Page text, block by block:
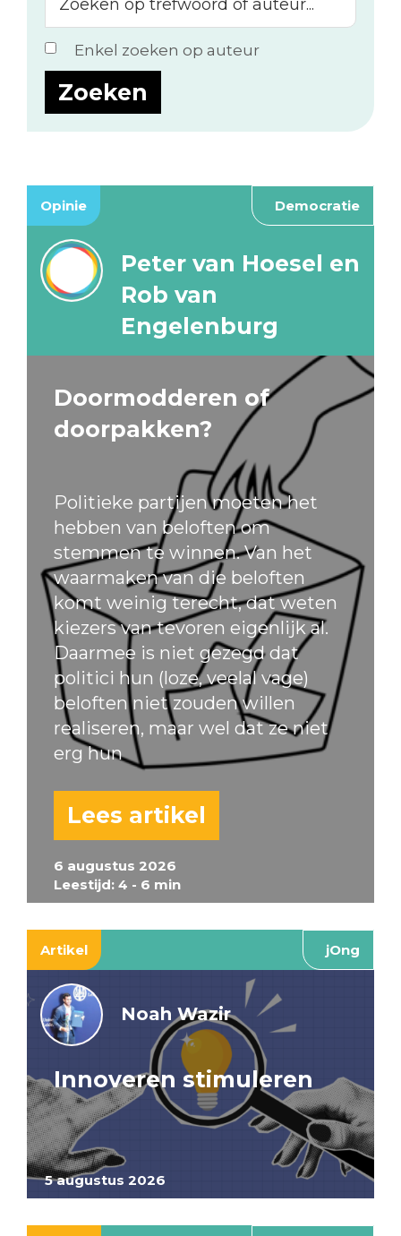
op
trefwoord
of
auteur...
Enkel zoeken op auteur
Opinie Democratie
6 augustus 2026
Leestijd: 4 - 6 min
Peter van Hoesel en
Rob van
Engelenburg
Doormodderen of
doorpakken?
Politieke partijen moeten het
hebben van beloften om
stemmen te winnen. Van het
waarmaken van die beloften
komt weinig terecht, dat weten
kiezers van tevoren eigenlijk al.
Daarmee is niet gezegd dat
politici hun (loze, veelal vage)
beloften niet zouden willen
realiseren, maar wel dat ze niet
erg hun
Lees artikel
Artikel jOng
5 augustus 2026
Noah Wazir
Innoveren stimuleren